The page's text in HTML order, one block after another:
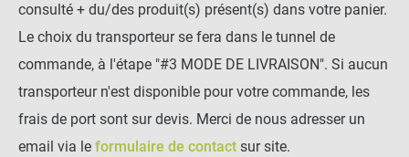
consulté + du/des produit(s) présent(s) dans votre panier.
Le choix du transporteur se fera dans le tunnel de
commande, à l'étape "#3 MODE DE LIVRAISON". Si aucun
transporteur n'est disponible pour votre commande, les
frais de port sont sur devis. Merci de nous adresser un
email via le formulaire de contact sur site.